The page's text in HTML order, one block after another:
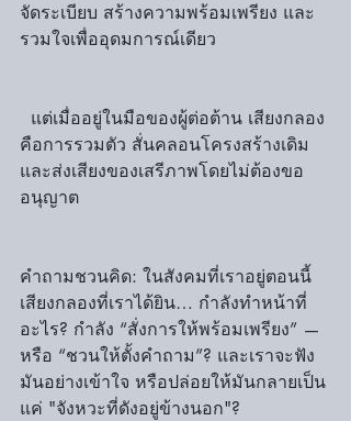
จัดระเบียบ สร้างความพร้อมเพรียง และ
รวมใจเพื่ออุดมการณ์เดียว
แต่เมื่ออยู่ในมือของผู้ต่อต้าน เสียงกลอง
คือการรวมตัว สั่นคลอนโครงสร้างเดิม
และส่งเสียงของเสรีภาพโดยไม่ต้องขอ
อนุญาต
คำถามชวนคิด: ในสังคมที่เราอยู่ตอนนี้
เสียงกลองที่เราได้ยิน… กำลังทำหน้าที่
อะไร? กำลัง “สั่งการให้พร้อมเพรียง” —
หรือ “ชวนให้ตั้งคำถาม”? และเราจะฟัง
มันอย่างเข้าใจ หรือปล่อยให้มันกลายเป็น
แค่ "จังหวะที่ดังอยู่ข้างนอก"?